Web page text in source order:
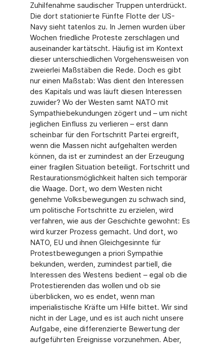
Zuhilfenahme saudischer Truppen unterdrückt.
Die dort stationierte Fünfte Flotte der US-
Navy sieht tatenlos zu. In Jemen wurden über
Wochen friedliche Proteste zerschlagen und
auseinander kartätscht. Häufig ist im Kontext
dieser unterschiedlichen Vorgehensweisen von
zweierlei Maßstäben die Rede. Doch es gibt
nur einen Maßstab: Was dient den Interessen
des Kapitals und was läuft diesen Interessen
zuwider? Wo der Westen samt NATO mit
Sympathiebekundungen zögert und – um nicht
jeglichen Einfluss zu verlieren – erst dann
scheinbar für den Fortschritt Partei ergreift,
wenn die Massen nicht aufgehalten werden
können, da ist er zumindest an der Erzeugung
einer fragilen Situation beteiligt. Fortschritt und
Restaurationsmöglichkeit halten sich temporär
die Waage. Dort, wo dem Westen nicht
genehme Volksbewegungen zu schwach sind,
um politische Fortschritte zu erzielen, wird
verfahren, wie aus der Geschichte gewohnt: Es
wird kurzer Prozess gemacht. Und dort, wo
NATO, EU und ihnen Gleichgesinnte für
Protestbewegungen a priori Sympathie
bekunden, werden, zumindest partiell, die
Interessen des Westens bedient – egal ob die
Protestierenden das wollen und ob sie
überblicken, wo es endet, wenn man
imperialistische Kräfte um Hilfe bittet. Wir sind
nicht in der Lage, und es ist auch nicht unsere
Aufgabe, eine differenzierte Bewertung der
aufgeführten Ereignisse vorzunehmen. Aber,